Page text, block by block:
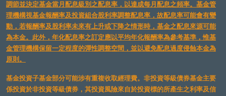
調節並決定基金當月配息級別之配息率，以達成每月配息之頻率。基金管
理機構視基金報酬率及投資組合股利率調整配息率，故配息率可能會有變
動，若報酬率及股利率未來有上升或下降之情形時，基金之配息來源可能
為本金。此外，年化配息率之訂定應以平均年化報酬率為參考基準，惟基
金管理機構保留一定程度的彈性調整空間，並以避免配息過度侵蝕本金為
原則。
基金投資子基金部分可能涉有重複收取經理費。非投資等級債券基金主要
係投資於非投資等級債券，其投資風險來自於投資標的所產生之利率及信